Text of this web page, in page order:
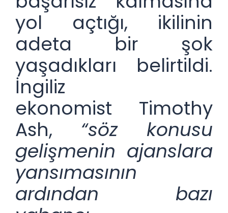
yol açtığı, ikilinin
adeta bir şok
yaşadıkları belirtildi.
İngiliz
ekonomist Timothy
Ash, “söz konusu
gelişmenin ajanslara
yansımasının
ardından bazı